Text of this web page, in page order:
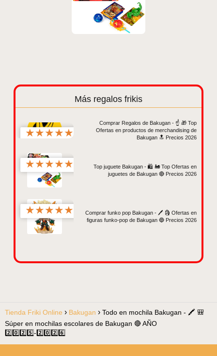
Más regalos frikis
★★★★★
Comprar Regalos de Bakugan - ☝️ 🎁 Top
Ofertas en productos de merchandising de
Bakugan 🔝 Precios 2026
★★★★★
Top juguete Bakugan - 🛍️ 🚂 Top Ofertas en
juguetes de Bakugan 🔴 Precios 2026
★★★★★
Comprar funko pop Bakugan - 🖊️ 🗿 Ofertas en
figuras funko-pop de Bakugan 🔵 Precios 2026
Tienda Friki Online Bakugan
Todo en mochila Bakugan - 🖍️ 🎒
Súper en mochilas escolares de Bakugan 🔴 AÑO
2️⃣0️⃣2️⃣5️⃣-2️⃣0️⃣2️⃣6️⃣